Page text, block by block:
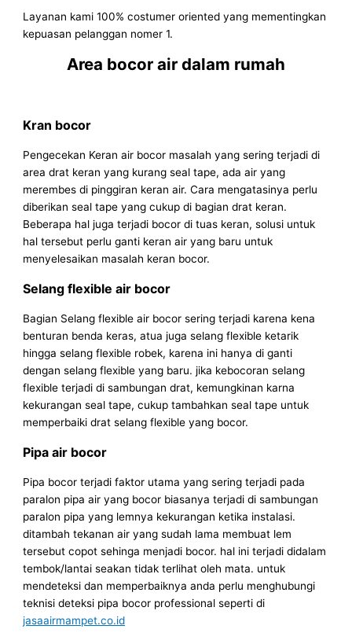
Layanan kami 100% costumer oriented yang mementingkan
kepuasan pelanggan nomer 1.
Area bocor air dalam rumah
Kran bocor
Pengecekan Keran air bocor masalah yang sering terjadi di
area drat keran yang kurang seal tape, ada air yang
merembes di pinggiran keran air. Cara mengatasinya perlu
diberikan seal tape yang cukup di bagian drat keran.
Beberapa hal juga terjadi bocor di tuas keran, solusi untuk
hal tersebut perlu ganti keran air yang baru untuk
menyelesaikan masalah keran bocor.
Selang flexible air bocor
Bagian Selang flexible air bocor sering terjadi karena kena
benturan benda keras, atua juga selang flexible ketarik
hingga selang flexible robek, karena ini hanya di ganti
dengan selang flexible yang baru. jika kebocoran selang
flexible terjadi di sambungan drat, kemungkinan karna
kekurangan seal tape, cukup tambahkan seal tape untuk
memperbaiki drat selang flexible yang bocor.
Pipa air bocor
Pipa bocor terjadi faktor utama yang sering terjadi pada
paralon pipa air yang bocor biasanya terjadi di sambungan
paralon pipa yang lemnya kekurangan ketika instalasi.
ditambah tekanan air yang sudah lama membuat lem
tersebut copot sehinga menjadi bocor. hal ini terjadi didalam
tembok/lantai seakan tidak terlihat oleh mata. untuk
mendeteksi dan memperbaiknya anda perlu menghubungi
teknisi deteksi pipa bocor professional seperti di
jasaairmampet.co.id